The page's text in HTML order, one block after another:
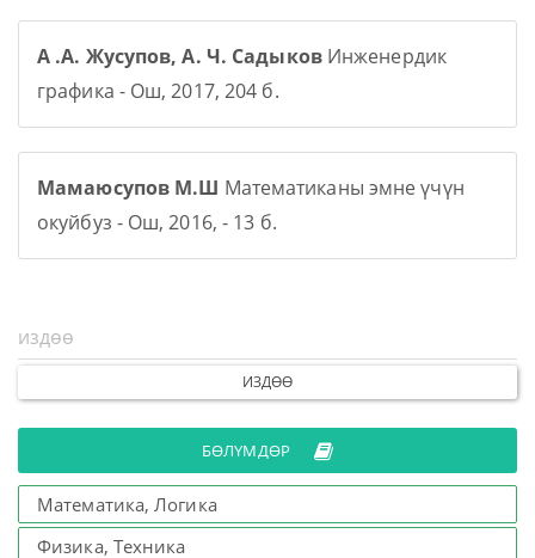
А .А. Жусупов, А. Ч. Садыков Инженердик
графика - Ош, 2017, 204 б.
Мамаюсупов М.Ш Математиканы эмне үчүн
окуйбуз - Ош, 2016, - 13 б.
ИЗДӨӨ
БӨЛҮМДӨР
Математика, Логика
Физика, Техника